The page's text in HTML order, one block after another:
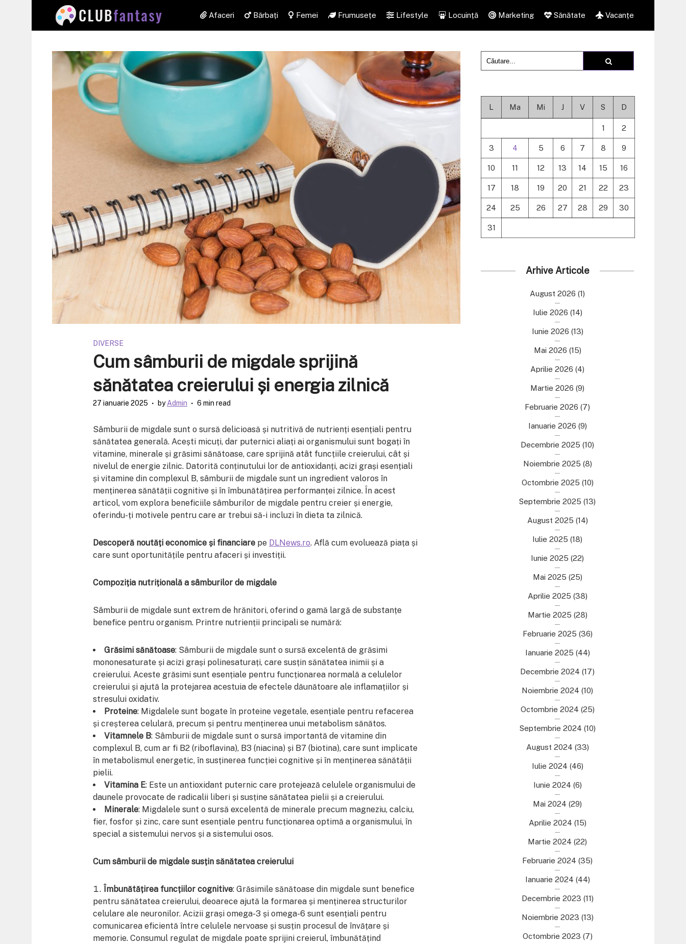
Afaceri Bărbați Femei Frumusețe Lifestyle Locuință Marketing Sănătate Vacanțe
DIVERSE
Cum sâmburii de migdale sprijină
sănătatea creierului și energia zilnică
27 ianuarie 2025 byAdmin 6 min read
Sâmburii de migdale sunt o sursă delicioasă și nutritivă de nutrienți esențiali pentru
sănătatea generală. Acești micuți, dar puternici aliați ai organismului sunt bogați în
vitamine, minerale și grăsimi sănătoase, care sprijină atât funcțiile creierului, cât și
nivelul de energie zilnic. Datorită conținutului lor de antioxidanți, acizi grași esențiali
și vitamine din complexul B, sâmburii de migdale sunt un ingredient valoros în
menținerea sănătății cognitive și în îmbunătățirea performanței zilnice. În acest
articol, vom explora beneficiile sâmburilor de migdale pentru creier și energie,
oferindu-ți motivele pentru care ar trebui să-i incluzi în dieta ta zilnică.
Descoperă noutăți economice și financiare pe DLNews.ro. Află cum evoluează piața și
care sunt oportunitățile pentru afaceri și investiții.
Compoziția nutrițională a sâmburilor de migdale
Sâmburii de migdale sunt extrem de hrănitori, oferind o gamă largă de substanțe
benefice pentru organism. Printre nutrienții principali se numără:
Grăsimi sănătoase: Sâmburii de migdale sunt o sursă excelentă de grăsimi
mononesaturate și acizi grași polinesaturați, care susțin sănătatea inimii și a
creierului. Aceste grăsimi sunt esențiale pentru funcționarea normală a celulelor
creierului și ajută la protejarea acestuia de efectele dăunătoare ale inflamațiilor și
stresului oxidativ.
Proteine: Migdalele sunt bogate în proteine vegetale, esențiale pentru refacerea
și creșterea celulară, precum și pentru menținerea unui metabolism sănătos.
Vitamnele B: Sâmburii de migdale sunt o sursă importantă de vitamine din
complexul B, cum ar fi B2 (riboflavina), B3 (niacina) și B7 (biotina), care sunt implicate
în metabolismul energetic, în susținerea funcției cognitive și în menținerea sănătății
pielii.
Vitamina E: Este un antioxidant puternic care protejează celulele organismului de
daunele provocate de radicalii liberi și susține sănătatea pielii și a creierului.
Minerale: Migdalele sunt o sursă excelentă de minerale precum magneziu, calciu,
fier, fosfor și zinc, care sunt esențiale pentru funcționarea optimă a organismului, în
special a sistemului nervos și a sistemului osos.
Cum sâmburii de migdale susțin sănătatea creierului
Îmbunătățirea funcțiilor cognitive: Grăsimile sănătoase din migdale sunt benefice
pentru sănătatea creierului, deoarece ajută la formarea și menținerea structurilor
celulare ale neuronilor. Acizii grași omega-3 și omega-6 sunt esențiali pentru
comunicarea eficientă între celulele nervoase și susțin procesul de învățare și
memorie. Consumul regulat de migdale poate sprijini creierul, îmbunătățind
L Ma Mi J V S D
1 2
3 4 5 6 7 8 9
10 11 12 13 14 15 16
17 18 19 20 21 22 23
24 25 26 27 28 29 30
31
Arhive Articole
August 2026 (1)
Iulie 2026 (14)
Iunie 2026 (13)
Mai 2026 (15)
Aprilie 2026 (4)
Martie 2026 (9)
Februarie 2026 (7)
Ianuarie 2026 (9)
Decembrie 2025 (10)
Noiembrie 2025 (8)
Octombrie 2025 (10)
Septembrie 2025 (13)
August 2025 (14)
Iulie 2025 (18)
Iunie 2025 (22)
Mai 2025 (25)
Aprilie 2025 (38)
Martie 2025 (28)
Februarie 2025 (36)
Ianuarie 2025 (44)
Decembrie 2024 (17)
Noiembrie 2024 (10)
Octombrie 2024 (25)
Septembrie 2024 (10)
August 2024 (33)
Iulie 2024 (46)
Iunie 2024 (6)
Mai 2024 (29)
Aprilie 2024 (15)
Martie 2024 (22)
Februarie 2024 (35)
Ianuarie 2024 (44)
Decembrie 2023 (11)
Noiembrie 2023 (13)
Octombrie 2023 (7)